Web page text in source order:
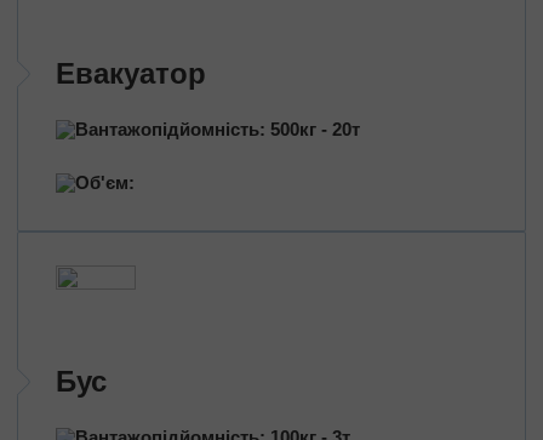
Евакуатор
Вантажопідйомність: 500кг - 20т
Об'єм:
Бус